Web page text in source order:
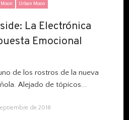
Urban Moon
La Electrónica
Emocional
La Electrónica
Emocional
de los rostros de la nueva
Alejado de tópicos...
de 2018